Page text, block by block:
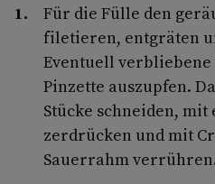
Für die Fülle den
filetieren, entgräten
Eventuell
Pinzette auszupfen.
Stücke schneiden, mit
zerdrücken und mit
Sauerrahm